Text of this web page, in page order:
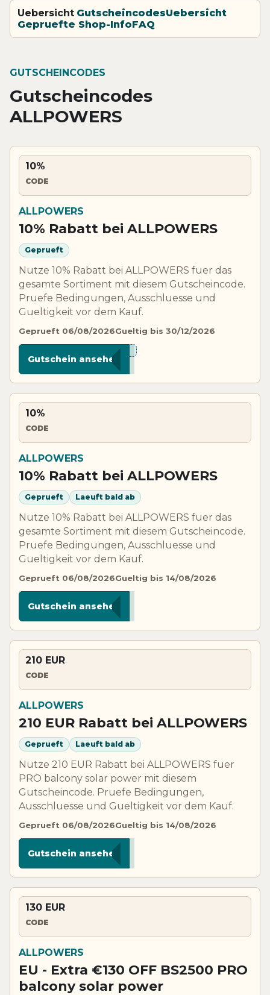
Uebersicht GutscheincodesUebersicht
Gepruefte Shop-InfoFAQ
GUTSCHEINCODES
Gutscheincodes
ALLPOWERS
10%
CODE
ALLPOWERS
10% Rabatt bei ALLPOWERS
Geprueft
Nutze 10% Rabatt bei ALLPOWERS fuer das
gesamte Sortiment mit diesem Gutscheincode.
Pruefe Bedingungen, Ausschluesse und
Gueltigkeit vor dem Kauf.
Geprueft 06/08/2026Gueltig bis 30/12/2026
********S26
Gutschein ansehen
10%
CODE
ALLPOWERS
10% Rabatt bei ALLPOWERS
Geprueft Laeuft bald ab
Nutze 10% Rabatt bei ALLPOWERS fuer das
gesamte Sortiment mit diesem Gutscheincode.
Pruefe Bedingungen, Ausschluesse und
Gueltigkeit vor dem Kauf.
Geprueft 06/08/2026Gueltig bis 14/08/2026
Gutschein ansehen
210 EUR
CODE
ALLPOWERS
210 EUR Rabatt bei ALLPOWERS
Geprueft Laeuft bald ab
Nutze 210 EUR Rabatt bei ALLPOWERS fuer
PRO balcony solar power mit diesem
Gutscheincode. Pruefe Bedingungen,
Ausschluesse und Gueltigkeit vor dem Kauf.
Geprueft 06/08/2026Gueltig bis 14/08/2026
Gutschein ansehen
130 EUR
CODE
ALLPOWERS
EU - Extra €130 OFF BS2500 PRO
balcony solar power